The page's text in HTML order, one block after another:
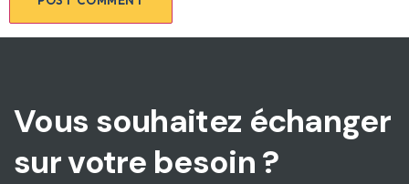
Vous souhaitez échanger
sur votre besoin ?